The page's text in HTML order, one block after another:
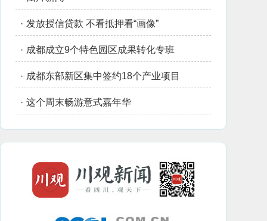
· 发放授信贷款 不看抵押看“画像”
· 成都成立9个特色园区成果转化专班
· 成都东部新区集中签约18个产业项目
· 这个周末畅游意式嘉年华